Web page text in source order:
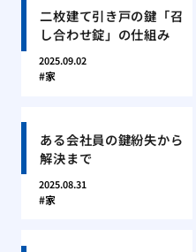
二枚建て引き戸の鍵「召
し合わせ錠」の仕組み
2025.09.02
家
ある会社員の鍵紛失から
解決まで
2025.08.31
家